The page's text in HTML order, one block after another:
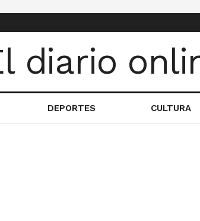
DEPORTES CULTURA